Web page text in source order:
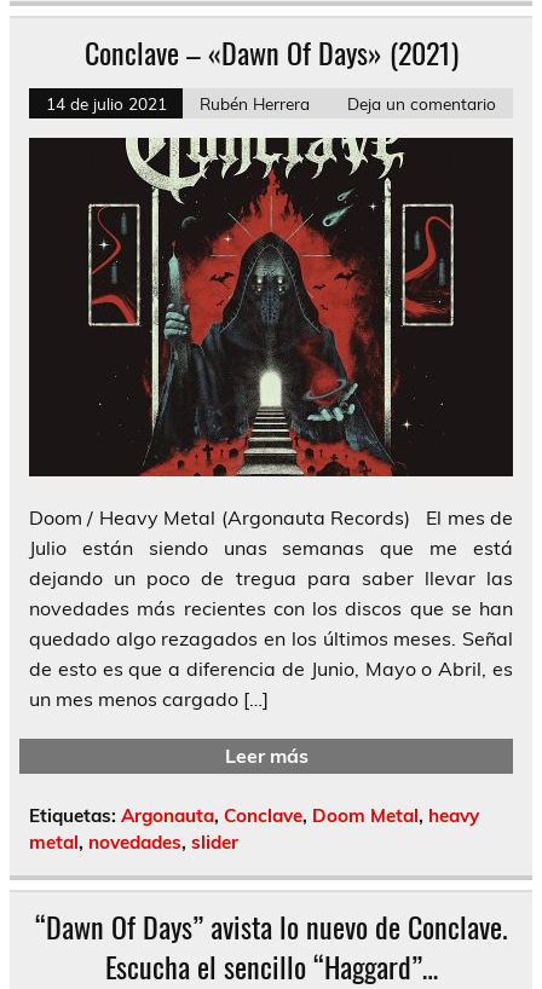
Conclave – «Dawn Of Days» (2021)
14 de julio 2021 Rubén Herrera Deja un comentario
Doom / Heavy Metal (Argonauta Records) El mes de
Julio están siendo unas semanas que me está
dejando un poco de tregua para saber llevar las
novedades más recientes con los discos que se han
quedado algo rezagados en los últimos meses. Señal
de esto es que a diferencia de Junio, Mayo o Abril, es
un mes menos cargado […]
Leer más
Etiquetas: Argonauta, Conclave, Doom Metal, heavy
metal, novedades, slider
“Dawn Of Days” avista lo nuevo de Conclave.
Escucha el sencillo “Haggard”…